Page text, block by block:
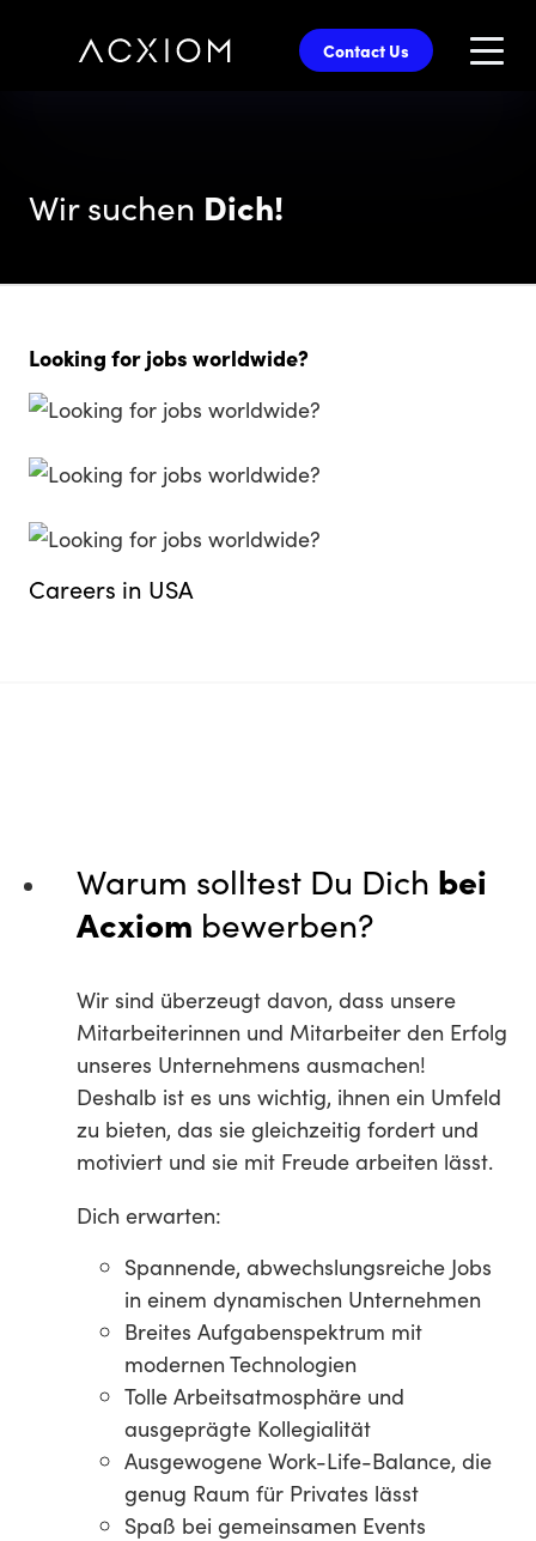
Contact Us
Wir suchen Dich!
Looking for jobs worldwide?
Careers in USA
Warum solltest Du Dich bei
Acxiom bewerben?
Wir sind überzeugt davon, dass unsere
Mitarbeiterinnen und Mitarbeiter den Erfolg
unseres Unternehmens ausmachen!
Deshalb ist es uns wichtig, ihnen ein Umfeld
zu bieten, das sie gleichzeitig fordert und
motiviert und sie mit Freude arbeiten lässt.
Dich erwarten:
Spannende, abwechslungsreiche Jobs
in einem dynamischen Unternehmen
Breites Aufgabenspektrum mit
modernen Technologien
Tolle Arbeitsatmosphäre und
ausgeprägte Kollegialität
Ausgewogene Work-Life-Balance, die
genug Raum für Privates lässt
Spaß bei gemeinsamen Events